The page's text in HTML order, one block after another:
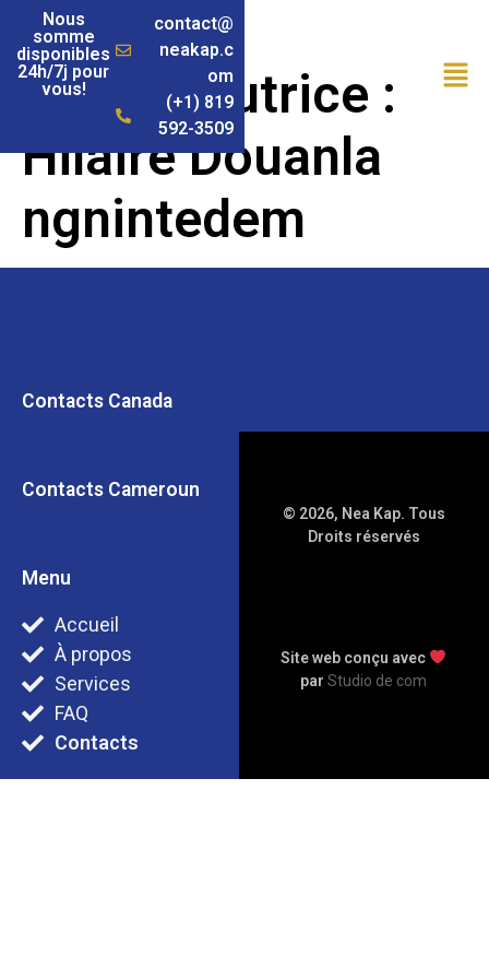
Nous
somme
disponibles
24h/7j pour
vous!
contact@
neakap.c
om
(+1) 819
592-3509
Auteur/autrice :
Hilaire Douanla
ngnintedem
Contacts Canada
Contacts Cameroun
Menu
Accueil
À propos
Services
FAQ
Contacts
© 2026, Nea Kap. Tous
Droits réservés
Site web conçu avec
parStudio de com